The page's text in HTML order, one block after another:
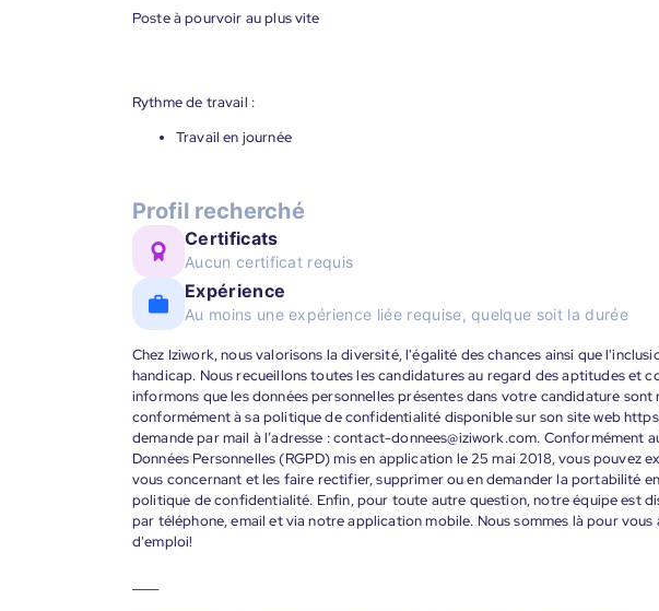
Poste à pourvoir au plus vite
Rythme de travail :
Travail en journée
Profil recherché
Certificats
Aucun certificat requis
Expérience
Au moins une expérience liée requise, quelque soit la durée
Chez Iziwork, nous valorisons la diversité, l'égalité des chances ainsi que
handicap. Nous recueillons toutes les candidatures au regard des aptitudes et
informons que les données personnelles présentes dans votre candidature
conformément à sa politique de confidentialité disponible sur son site web
demande par mail à l’adresse : contact-donnees@iziwork.com. Conformément
Données Personnelles (RGPD) mis en application le 25 mai 2018, vous pouvez
vous concernant et les faire rectifier, supprimer ou en demander la portabilité
politique de confidentialité. Enfin, pour toute autre question, notre équipe est
par téléphone, email et via notre application mobile. Nous sommes là pour
d'emploi!